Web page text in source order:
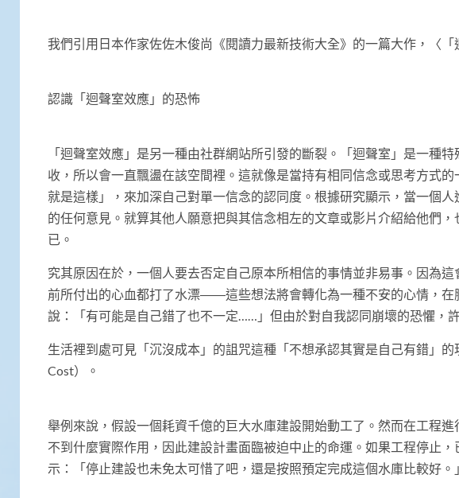
我們引用日本作家佐佐木俊尚《閱讀力最新技術大全》的一篇大作，〈
認識「迴聲室效應」的恐怖
「迴聲室效應」是另一種由社群網站所引發的斷裂。「迴聲室」是一種
收，所以會一直飄盪在該空間裡。這就像是當持有相同信念或思考方式
就是這樣」，來加深自己對單一信念的認同度。根據研究顯示，當一個
的任何意見。就算其他人願意把與其信念相左的文章或影片介紹給他們
已。
究其原因在於，一個人要去否定自己原本所相信的事情並非易事。因為
前所付出的心血都打了水漂――這些想法將會轉化為一種不安的心情，在
說：「有可能是自己錯了也不一定……」但由於對自我認同崩壞的恐懼，
生活裡到處可見「沉沒成本」的詛咒這種「不想承認其實是自己有錯」
Cost）。
舉例來說，假設一個耗資千億的巨大水庫建設開始動工了。然而在工程
不到什麼實際作用，因此建設計畫面臨被迫中止的命運。如果工程停止
示：「停止建設也未免太可惜了吧，還是按照預定完成這個水庫比較好。」